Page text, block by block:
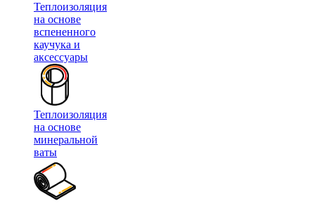
Теплоизоляция
на основе
вспененного
каучука и
аксессуары
Теплоизоляция
на основе
минеральной
ваты